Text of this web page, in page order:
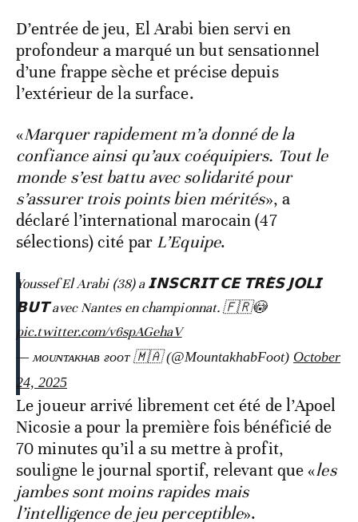
D’entrée de jeu, El Arabi bien servi en
profondeur a marqué un but sensationnel
d’une frappe sèche et précise depuis
l’extérieur de la surface.
«Marquer rapidement m’a donné de la
confiance ainsi qu’aux coéquipiers. Tout le
monde s’est battu avec solidarité pour
s’assurer trois points bien mérités», a
déclaré l’international marocain (47
sélections) cité par L’Equipe.
Youssef El Arabi (38) a 𝗜𝗡𝗦𝗖𝗥𝗜𝗧 𝗖𝗘 𝗧𝗥𝗘̀𝗦 𝗝𝗢𝗟𝗜
𝗕𝗨𝗧 avec Nantes en championnat. 🇫🇷😳
pic.twitter.com/v6spAGehaV
— ᴍᴏᴜɴᴛᴀᴋʜᴀʙ ғᴏᴏᴛ 🇲🇦 (@MountakhabFoot) October
24, 2025
Le joueur arrivé librement cet été de l’Apoel
Nicosie a pour la première fois bénéficié de
70 minutes qu’il a su mettre à profit,
souligne le journal sportif, relevant que «les
jambes sont moins rapides mais
l’intelligence de jeu perceptible».